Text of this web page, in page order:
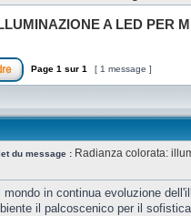
A LED PER
Page 1 sur 1 [ 1 message ]
du message : Radianza colorata:
mondo in continua evoluzione
il palcoscenico per il